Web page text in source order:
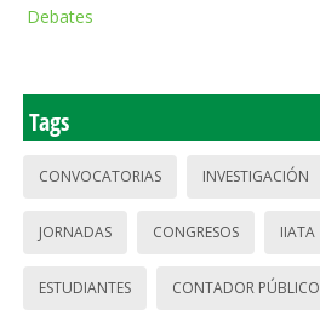
Debates
Tags
CONVOCATORIAS INVESTIGACIÓN
JORNADAS CONGRESOS IIATA
ESTUDIANTES CONTADOR PÚBLICO